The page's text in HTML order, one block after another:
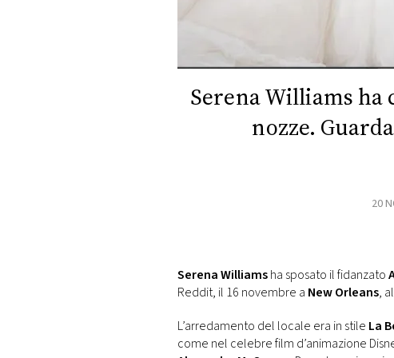
MONACO
RMC
CONSIGLIA
Serena Williams ha
nozze.
20
Serena Williamsha sposato il fidanzato
Reddit, il 16 novembre a New Orleans, al
L’arredamento del locale era in stile La
come nel celebre film d’animazione